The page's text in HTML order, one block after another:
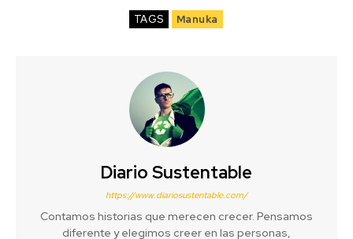
TAGS Manuka
Diario Sustentable
https://www.diariosustentable.com/
Contamos historias que merecen crecer. Pensamos
diferente y elegimos creer en las personas,